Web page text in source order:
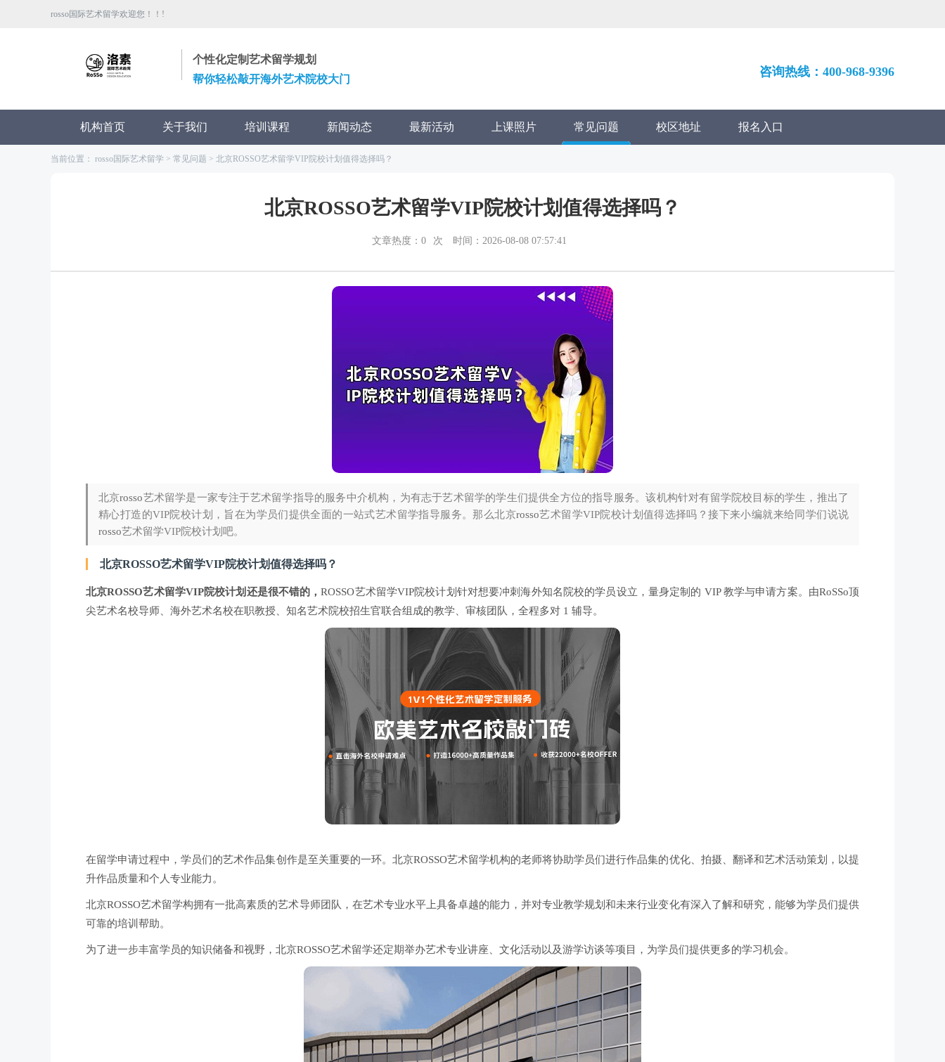
rosso国际艺术留学欢迎您！！!
个性化定制艺术留学规划
帮你轻松敲开海外艺术院校大门
咨询热线：400-968-9396
机构首页 关于我们 培训课程 新闻动态 最新活动 上课照片 常见问题 校区地址 报名入口
当前位置： rosso国际艺术留学 > 常见问题 > 北京ROSSO艺术留学VIP院校计划值得选择吗？
北京ROSSO艺术留学VIP院校计划值得选择吗？
文章热度： 0 次 时间：2026-08-08 07:57:41
北京rosso艺术留学是一家专注于艺术留学指导的服务中介机构，为有志于艺术留学的学生们提供全方位的指导服务。该机构针对有留学院校目标的学生，推出了
精心打造的VIP院校计划，旨在为学员们提供全面的一站式艺术留学指导服务。那么北京rosso艺术留学VIP院校计划值得选择吗？接下来小编就来给同学们说说
rosso艺术留学VIP院校计划吧。
北京ROSSO艺术留学VIP院校计划值得选择吗？
北京ROSSO艺术留学VIP院校计划还是很不错的，ROSSO艺术留学VIP院校计划针对想要冲刺海外知名院校的学员设立，量身定制的 VIP 教学与申请方案。由RoSSo顶
尖艺术名校导师、海外艺术名校在职教授、知名艺术院校招生官联合组成的教学、审核团队，全程多对 1 辅导。
在留学申请过程中，学员们的艺术作品集创作是至关重要的一环。北京ROSSO艺术留学机构的老师将协助学员们进行作品集的优化、拍摄、翻译和艺术活动策划，以提
升作品质量和个人专业能力。
北京ROSSO艺术留学构拥有一批高素质的艺术导师团队，在艺术专业水平上具备卓越的能力，并对专业教学规划和未来行业变化有深入了解和研究，能够为学员们提供
可靠的培训帮助。
为了进一步丰富学员的知识储备和视野，北京ROSSO艺术留学还定期举办艺术专业讲座、文化活动以及游学访谈等项目，为学员们提供更多的学习机会。